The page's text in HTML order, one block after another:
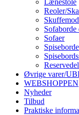
Lænestole
Reoler/
Sofaborde
Sofaer
Spiseborde
Øvrige varer/
WEBSHOPPEN
Nyheder
Tilbud
Praktiske